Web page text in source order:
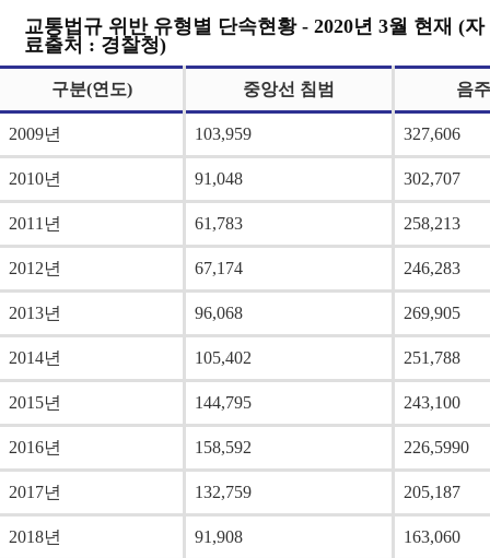
교통법규 위반 유형별 단속현황 - 2020년 3월 현재 (자
료출처 : 경찰청)
구분(연도) 중앙선 침범 음주
2009년 103,959 327,606
2010년 91,048 302,707
2011년 61,783 258,213
2012년 67,174 246,283
2013년 96,068 269,905
2014년 105,402 251,788
2015년 144,795 243,100
2016년 158,592 226,5990
2017년 132,759 205,187
2018년 91,908 163,060